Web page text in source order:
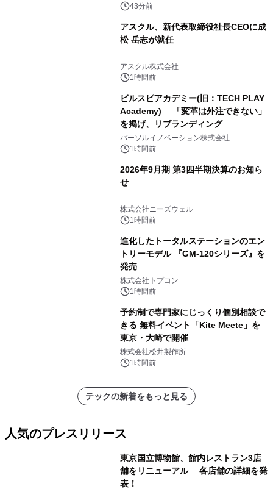
かる実践ガイド
43分前
アスクル、新代表取締役社長CEOに成
松 岳志が就任
アスクル株式会社
1時間前
ビルスピアカデミー(旧：TECH PLAY
Academy) 「変革は外注できない」
を掲げ、リブランディング
パーソルイノベーション株式会社
1時間前
2026年9月期 第3四半期決算のお知ら
せ
株式会社ニーズウェル
1時間前
進化したトータルステーションのエン
トリーモデル 『GM-120シリーズ』を
発売
株式会社トプコン
1時間前
予約制で専門家にじっくり個別相談で
きる 無料イベント「Kite Meete」を
東京・大崎で開催
株式会社松井製作所
1時間前
テックの新着をもっと見る
人気のプレスリリース
東京国立博物館、館内レストラン3店
舗をリニューアル 各店舗の詳細を発
表！